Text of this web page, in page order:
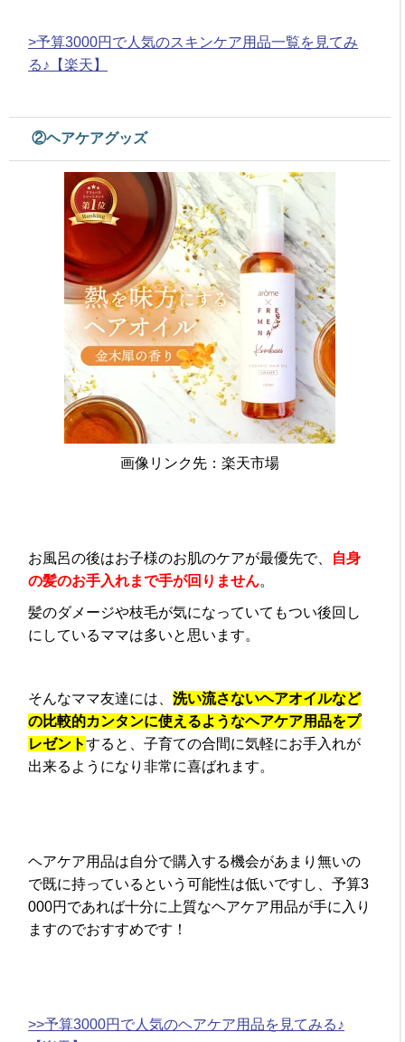
>予算3000円で人気のスキンケア用品一覧を見てみ
る♪【楽天】
②ヘアケアグッズ
画像リンク先：楽天市場
お風呂の後はお子様のお肌のケアが最優先で、
自身
の髪のお手入れまで手が回りません。
髪のダメージや枝毛が気になっていてもつい後回し
にしているママは多いと思います。
そんなママ友達には、洗い流さないヘアオイルなど
の比較的カンタンに使えるようなヘアケア用品をプ
レゼントすると、子育ての合間に気軽にお手入れが
出来るようになり非常に喜ばれます。
ヘアケア用品は自分で購入する機会があまり無いの
で既に持っているという可能性は低いですし、予算3
000円であれば十分に上質なヘアケア用品が手に入り
ますのでおすすめです！
>>予算3000円で人気のヘアケア用品を見てみる♪